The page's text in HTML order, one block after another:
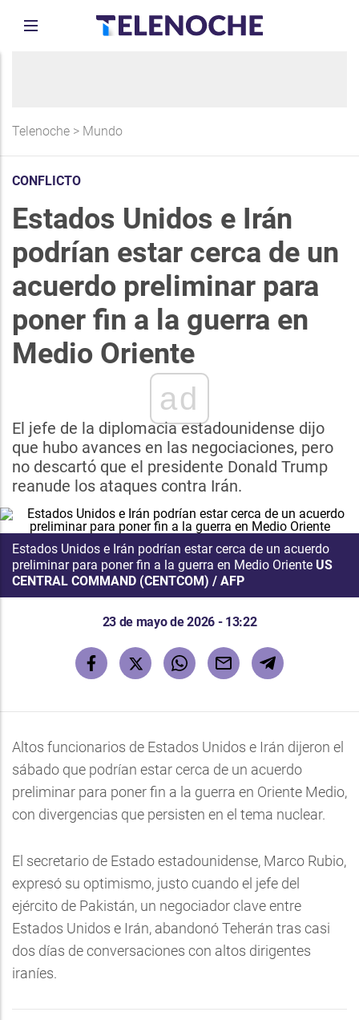
Telenoche > Mundo
CONFLICTO
Estados Unidos e Irán
podrían estar cerca de un
acuerdo preliminar para
poner fin a la guerra en
Medio Oriente
ad
El jefe de la diplomacia estadounidense dijo
que hubo avances en las negociaciones, pero
no descartó que el presidente Donald Trump
reanude los ataques contra Irán.
Estados Unidos e Irán podrían estar cerca de un acuerdo
preliminar para poner fin a la guerra en Medio Oriente US
CENTRAL COMMAND (CENTCOM) / AFP
23 de mayo de 2026 - 13:22
Altos funcionarios de Estados Unidos e Irán dijeron el
sábado que podrían estar cerca de un acuerdo
preliminar para poner fin a la guerra en Oriente Medio,
con divergencias que persisten en el tema nuclear.
El secretario de Estado estadounidense, Marco Rubio,
expresó su optimismo, justo cuando el jefe del
ejército de Pakistán, un negociador clave entre
Estados Unidos e Irán, abandonó Teherán tras casi
dos días de conversaciones con altos dirigentes
iraníes.